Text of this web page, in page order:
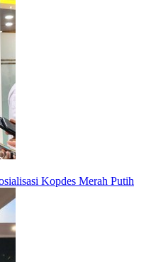
Kopdes Merah Putih